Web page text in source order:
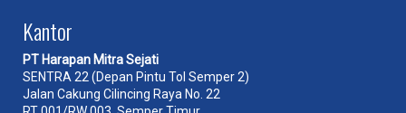
Kantor
PT Harapan Mitra Sejati
SENTRA 22 (Depan Pintu Tol Semper 2)
Jalan Cakung Cilincing Raya No. 22